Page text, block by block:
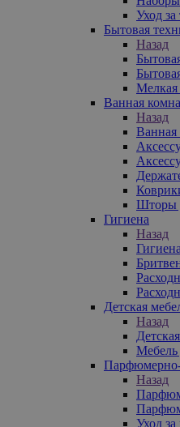
Уход
Бытовая
Назад
Мелкая
Ванная
Назад
Ванная
Шторы
Гигиена
Назад
Гигиена
Детская
Назад
Мебель
Парфюмерно-
Назад
Уход